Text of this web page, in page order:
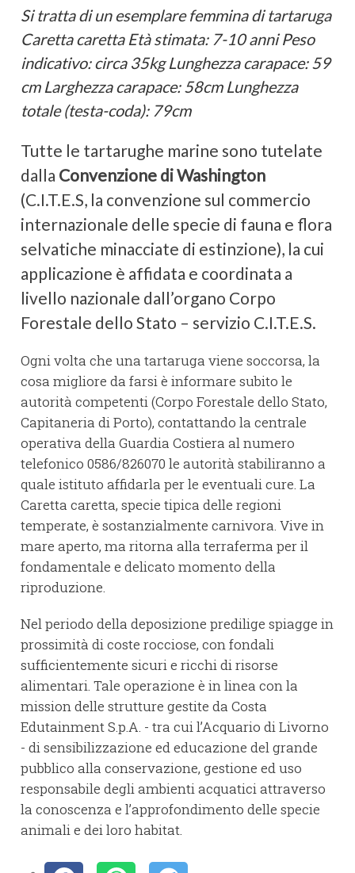
Si tratta di un esemplare femmina di tartaruga
Caretta caretta Età stimata: 7-10 anni Peso
indicativo: circa 35kg Lunghezza carapace: 59
cm Larghezza carapace: 58cm Lunghezza
totale (testa-coda): 79cm
Tutte le tartarughe marine sono tutelate
dalla Convenzione di Washington
(C.I.T.E.S, la convenzione sul commercio
internazionale delle specie di fauna e flora
selvatiche minacciate di estinzione), la cui
applicazione è affidata e coordinata a
livello nazionale dall’organo Corpo
Forestale dello Stato – servizio C.I.T.E.S.
Ogni volta che una tartaruga viene soccorsa, la
cosa migliore da farsi è informare subito le
autorità competenti (Corpo Forestale dello Stato,
Capitaneria di Porto), contattando la centrale
operativa della Guardia Costiera al numero
telefonico 0586/826070 le autorità stabiliranno a
quale istituto affidarla per le eventuali cure. La
Caretta caretta, specie tipica delle regioni
temperate, è sostanzialmente carnivora. Vive in
mare aperto, ma ritorna alla terraferma per il
fondamentale e delicato momento della
riproduzione.
Nel periodo della deposizione predilige spiagge in
prossimità di coste rocciose, con fondali
sufficientemente sicuri e ricchi di risorse
alimentari. Tale operazione è in linea con la
mission delle strutture gestite da Costa
Edutainment S.p.A. - tra cui l’Acquario di Livorno
- di sensibilizzazione ed educazione del grande
pubblico alla conservazione, gestione ed uso
responsabile degli ambienti acquatici attraverso
la conoscenza e l’approfondimento delle specie
animali e dei loro habitat.